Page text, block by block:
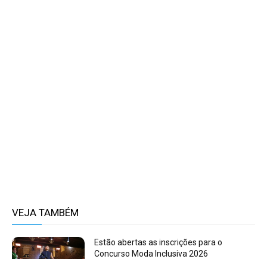
VEJA TAMBÉM
Estão abertas as inscrições para o
Concurso Moda Inclusiva 2026